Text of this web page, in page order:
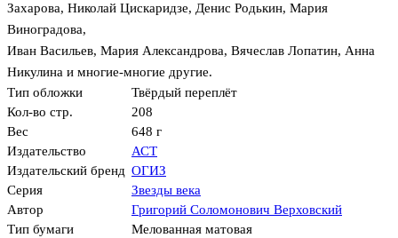
Захарова, Николай Цискаридзе, Денис Родькин, Мария
Виноградова,
Иван Васильев, Мария Александрова, Вячеслав Лопатин, Анна
Никулина и многие-многие другие.
Тип обложки
Твёрдый переплёт
Кол-во стр.
208
Вес
648 г
Издательство
АСТ
Издательский бренд ОГИЗ
Серия
Звезды века
Автор
Григорий Соломонович Верховский
Тип бумаги
Мелованная матовая